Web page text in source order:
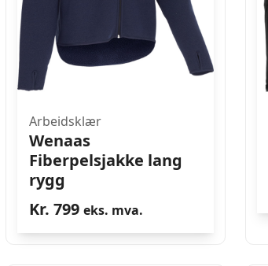
Arbeidsklær
Wenaas
Fiberpelsjakke lang
rygg
Kr. 799 eks. mva.